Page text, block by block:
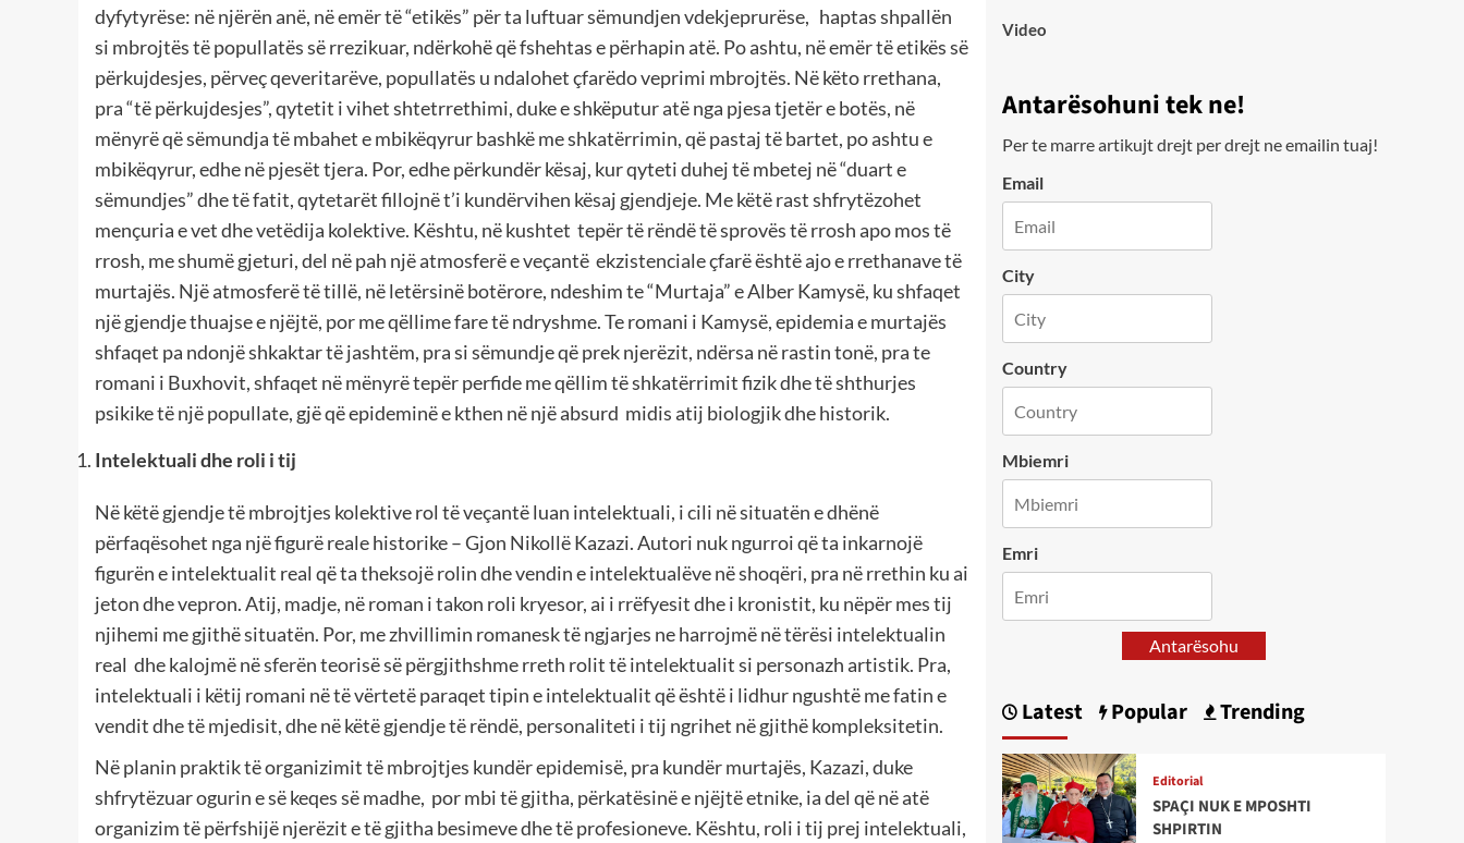
dyfytyrëse: në njërën anë, në emër të “etikës” për ta luftuar sëmundjen vdekjeprurëse, haptas shpallën
si mbrojtës të popullatës së rrezikuar, ndërkohë që fshehtas e përhapin atë. Po ashtu, në emër të etikës së
përkujdesjes, përveç qeveritarëve, popullatës u ndalohet çfarëdo veprimi mbrojtës. Në këto rrethana,
pra “të përkujdesjes”, qytetit i vihet shtetrrethimi, duke e shkëputur atë nga pjesa tjetër e botës, në
mënyrë që sëmundja të mbahet e mbikëqyrur bashkë me shkatërrimin, që pastaj të bartet, po ashtu e
mbikëqyrur, edhe në pjesët tjera. Por, edhe përkundër kësaj, kur qyteti duhej të mbetej në “duart e
sëmundjes” dhe të fatit, qytetarët fillojnë t’i kundërvihen kësaj gjendjeje. Me këtë rast shfrytëzohet
mençuria e vet dhe vetëdija kolektive. Kështu, në kushtet tepër të rëndë të sprovës të rrosh apo mos të
rrosh, me shumë gjeturi, del në pah një atmosferë e veçantë ekzistenciale çfarë është ajo e rrethanave të
murtajës. Një atmosferë të tillë, në letërsinë botërore, ndeshim te “Murtaja” e Alber Kamysë, ku shfaqet
një gjendje thuajse e njëjtë, por me qëllime fare të ndryshme. Te romani i Kamysë, epidemia e murtajës
shfaqet pa ndonjë shkaktar të jashtëm, pra si sëmundje që prek njerëzit, ndërsa në rastin tonë, pra te
romani i Buxhovit, shfaqet në mënyrë tepër perfide me qëllim të shkatërrimit fizik dhe të shthurjes
psikike të një popullate, gjë që epideminë e kthen në një absurd midis atij biologjik dhe historik.
Intelektuali dhe roli i tij
Në këtë gjendje të mbrojtjes kolektive rol të veçantë luan intelektuali, i cili në situatën e dhënë
përfaqësohet nga një figurë reale historike – Gjon Nikollë Kazazi. Autori nuk ngurroi që ta inkarnojë
figurën e intelektualit real që ta theksojë rolin dhe vendin e intelektualëve në shoqëri, pra në rrethin ku ai
jeton dhe vepron. Atij, madje, në roman i takon roli kryesor, ai i rrëfyesit dhe i kronistit, ku nëpër mes tij
njihemi me gjithë situatën. Por, me zhvillimin romanesk të ngjarjes ne harrojmë në tërësi intelektualin
real dhe kalojmë në sferën teorisë së përgjithshme rreth rolit të intelektualit si personazh artistik. Pra,
intelektuali i këtij romani në të vërtetë paraqet tipin e intelektualit që është i lidhur ngushtë me fatin e
vendit dhe të mjedisit, dhe në këtë gjendje të rëndë, personaliteti i tij ngrihet në gjithë kompleksitetin.
Në planin praktik të organizimit të mbrojtjes kundër epidemisë, pra kundër murtajës, Kazazi, duke
shfrytëzuar ogurin e së keqes së madhe, por mbi të gjitha, përkatësinë e njëjtë etnike, ia del që në atë
organizim të përfshijë njerëzit e të gjitha besimeve dhe të profesioneve. Kështu, roli i tij prej intelektuali,
Video
Antarësohuni tek ne!
Per te marre artikujt drejt per drejt ne emailin tuaj!
Email
City
Country
Mbiemri
Emri
Antarësohu
Latest Popular Trending
Editorial
SPAÇI NUK E MPOSHTI
SHPIRTIN